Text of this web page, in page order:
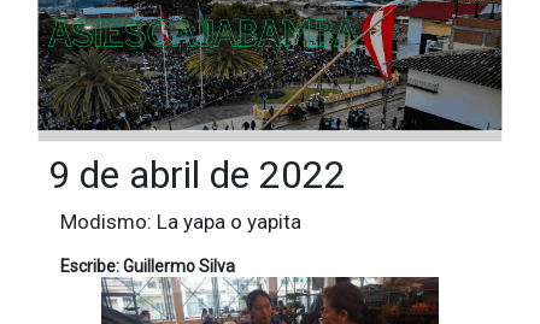
9 de abril de 2022
Modismo: La yapa o yapita
Escribe: Guillermo Silva